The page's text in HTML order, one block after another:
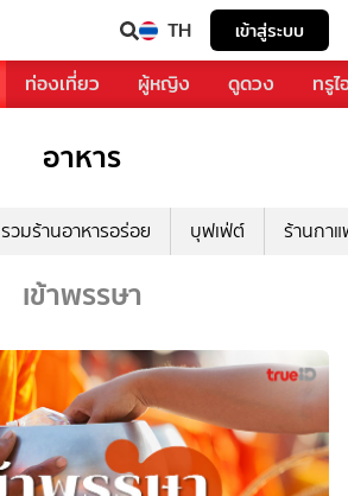
TH เข้าสู่ระบบ
ท่องเที่ยว ผู้หญิง ดูดวง ทรู
อาหาร
รวมร้านอาหารอร่อย บุฟเฟ่ต์ ร้านกา
เข้าพรรษา